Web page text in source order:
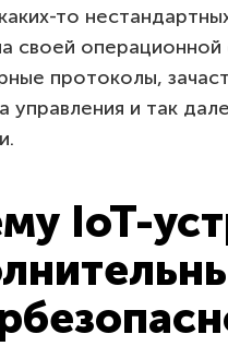
то
своей
протоколы,
управления и так
IoT-